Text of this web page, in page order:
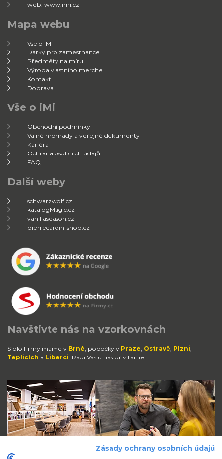
web: www.imi.cz
Mapa webu
Vše o iMi
Dárky pro zaměstnance
Předměty na míru
Výroba vlastního merche
Kontakt
Doprava
Vše o iMi
Obchodní podmínky
Valné hromady a veřejné dokumenty
Kariéra
Ochrana osobních údajů
FAQ
Další weby
schwarzwolf.cz
katalogMagic.cz
vanillaseason.cz
pierrecardin-shop.cz
Navštivte nás na vzorkovnách
Sídlo firmy máme v Brně , pobočky v Praze Ostravě Plzni
Teplicích a Liberci . Rádi Vás u nás přivítáme.
Zásady ochrany osobních údajů